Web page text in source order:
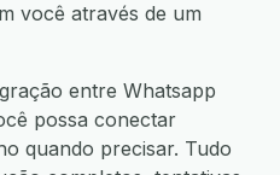
você através de um
entre Whatsapp
possa conectar
quando precisar. Tudo